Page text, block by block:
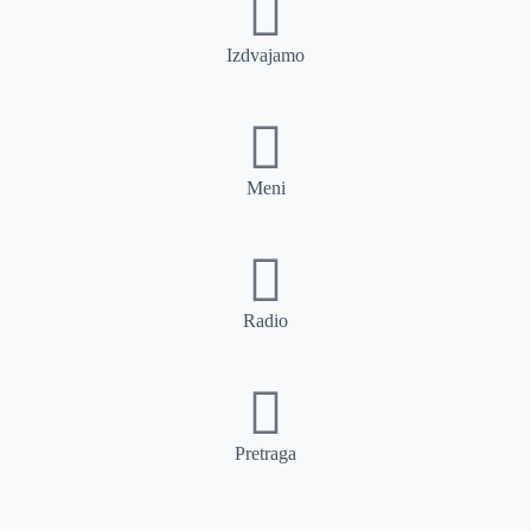
Izdvajamo
Meni
Radio
Pretraga